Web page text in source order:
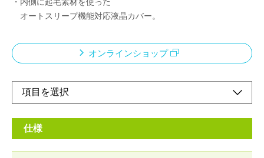
オートスリープ機能対応液晶カバー。
オンラインショップ
仕様